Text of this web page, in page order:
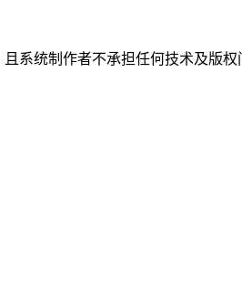
统制作者不承担任何技术及版权